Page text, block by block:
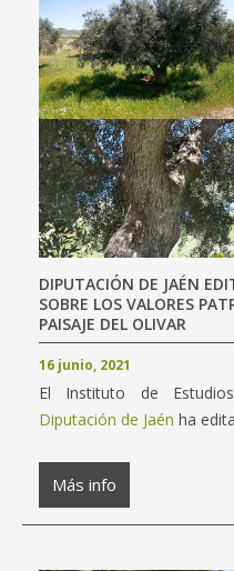
DIPUTACIÓN DE JAÉN
SOBRE LOS VALORES
PAISAJE DEL OLIVAR
16 junio, 2021
El Instituto de
Diputación de Jaén ha
Más info